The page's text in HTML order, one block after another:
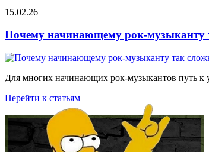
15.02.26
Почему начинающему рок-музыканту
Для многих начинающих рок-музыкантов путь к
Перейти к статьям